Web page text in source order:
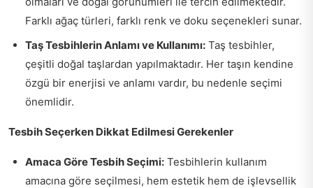
Farklı ağaç türleri, farklı renk ve doku seçenekleri sunar.
Taş Tesbihlerin Anlamı ve Kullanımı: Taş tesbihler,
çeşitli doğal taşlardan yapılmaktadır. Her taşın kendine
özgü bir enerjisi ve anlamı vardır, bu nedenle seçimi
önemlidir.
Tesbih Seçerken Dikkat Edilmesi Gerekenler
Amaca Göre Tesbih Seçimi: Tesbihlerin kullanım
amacına göre seçilmesi, hem estetik hem de işlevsellik